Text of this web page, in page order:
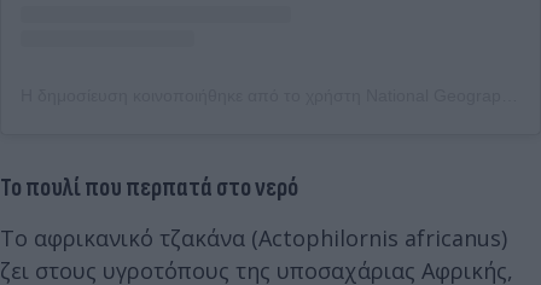
Το πουλί που περπατά στο νερό
Το αφρικανικό τζακάνα (Actophilornis africanus)
ζει στους υγροτόπους της υποσαχάριας Αφρικής,